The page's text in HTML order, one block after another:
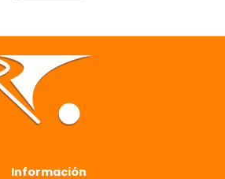
Información